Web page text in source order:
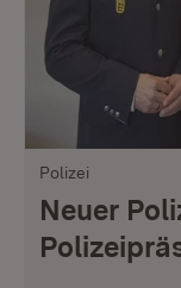
Polizei
Neuer